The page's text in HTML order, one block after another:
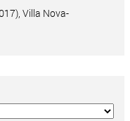
Villa Nova-